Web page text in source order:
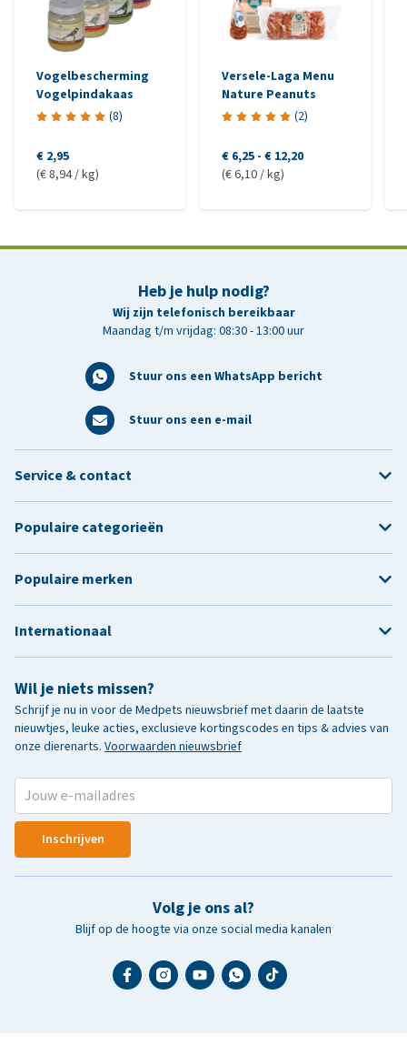
heupriem
Vogelbescherming
Vogelpindakaas
(8)
€ 2,95
(€ 8,94 / kg)
Versele-Laga Menu
Nature Peanuts
(2)
€ 6,25 - € 12,20
(€ 6,10 / kg)
Heb je hulp nodig?
Wij zijn telefonisch bereikbaar
Maandag t/m vrijdag: 08:30 - 13:00 uur
Stuur ons een WhatsApp bericht
Stuur ons een e-mail
Wil je niets missen?
Schrijf je nu in voor de Medpets nieuwsbrief met daarin de laatste
nieuwtjes, leuke acties, exclusieve kortingscodes en tips & advies van
onze dierenarts. Voorwaarden nieuwsbrief
Inschrijven
Volg je ons al?
Blijf op de hoogte via onze social media kanalen
Service & contact
Populaire categorieën
Populaire merken
Internationaal